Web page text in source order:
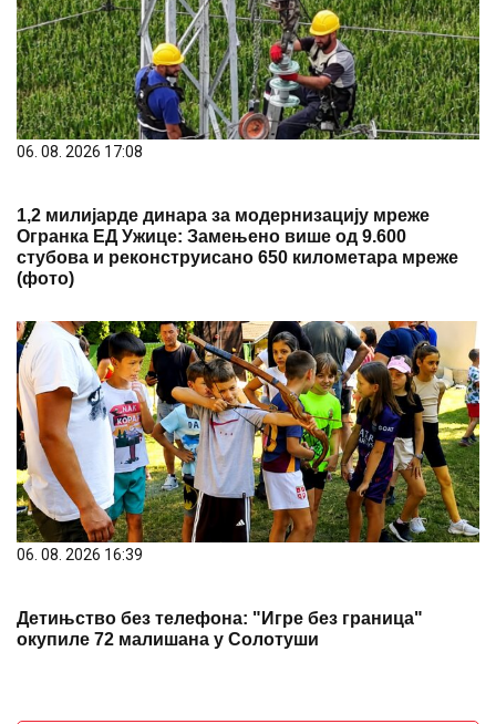
06. 08. 2026 17:08
1,2 милијарде динара за модернизацију мреже
Огранка ЕД Ужице: Замењено више од 9.600
стубова и реконструисано 650 километара мреже
(фото)
06. 08. 2026 16:39
Детињство без телефона: "Игре без граница"
окупиле 72 малишана у Солотуши